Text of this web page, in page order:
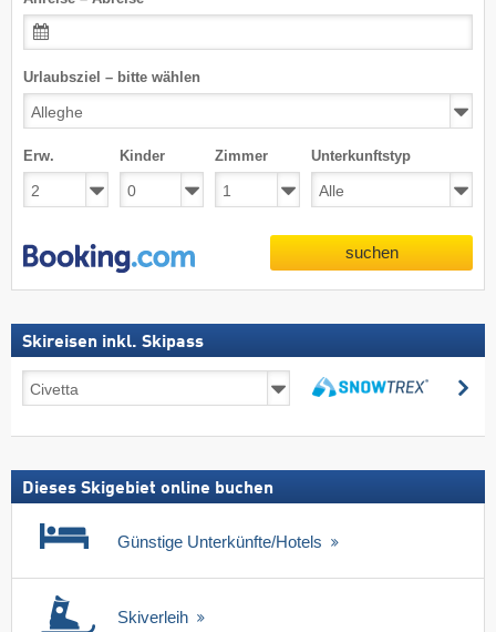
Urlaubsziel – bitte wählen
Erw. Kinder Zimmer Unterkunftstyp
suchen
Skireisen inkl. Skipass
Skireisen
inkl.
Dieses Skigebiet online buchen
Günstige Unterkünfte/Hotels
Skiverleih